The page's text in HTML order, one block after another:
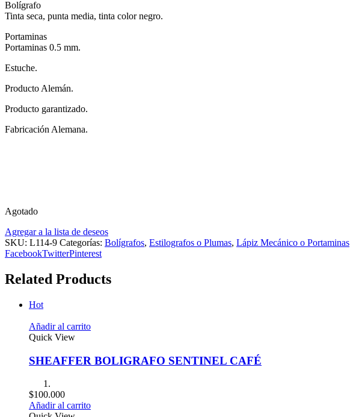
Bolígrafo
Tinta seca, punta media, tinta color negro.
Portaminas
Portaminas 0.5 mm.
Estuche.
Producto Alemán.
Producto garantizado.
Fabricación Alemana.
Agotado
Agregar a la lista de deseos
SKU: L114-9 Categorías: Bolígrafos, Estilografos o Plumas, Lápiz Mecánico o Portaminas
FacebookTwitterPinterest
Related Products
Hot
Añadir al carrito
Quick View
SHEAFFER BOLIGRAFO SENTINEL CAFÉ
$100.000
Añadir al carrito